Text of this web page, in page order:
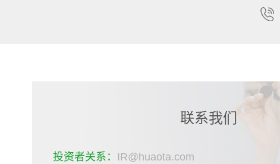
联系我们
投资者关系：
IR@huaota.com